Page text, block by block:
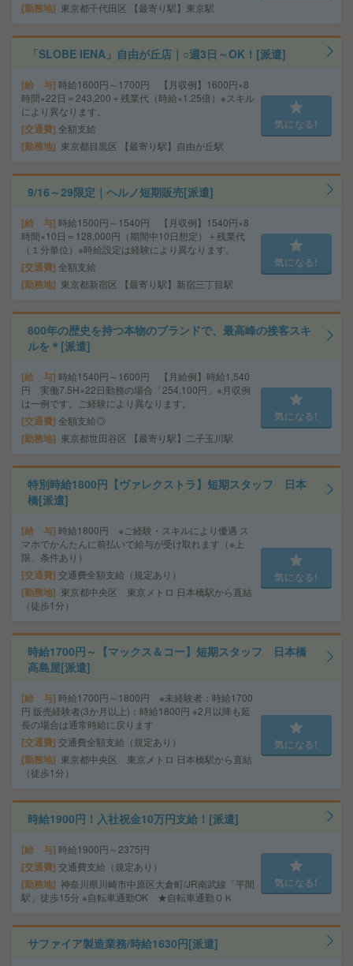
勤務地 東京都千代田区 【最寄り駅】東京駅
「SLOBE IENA」自由が丘店｜○週3日～OK！[派遣]
給 与 時給1600円～1700円 【月収例】1600円×8
時間×22日＝243,200＋残業代（時給×1.25倍）※スキル
により異なります。
交通費 全額支給
勤務地 東京都目黒区 【最寄り駅】自由が丘駅
気になる!
9/16～29限定｜ヘルノ短期販売[派遣]
給 与 時給1500円～1540円 【月収例】1540円×8
時間×10日＝128,000円（期間中10日想定）＋残業代
（１分単位）※時給設定は経験により異なります。
交通費 全額支給
勤務地 東京都新宿区 【最寄り駅】新宿三丁目駅
気になる!
800年の歴史を持つ本物のブランドで、最高峰の接客スキ
ルを＊[派遣]
給 与 時給1540円～1600円 【月給例】時給1,540
円 実働7.5H×22日勤務の場合「254,100円」※月収例
は一例です。ご経験により異なります。
交通費 全額支給◎
勤務地 東京都世田谷区 【最寄り駅】二子玉川駅
気になる!
特別時給1800円【ヴァレクストラ】短期スタッフ 日本
橋[派遣]
給 与 時給1800円 ※ご経験・スキルにより優遇 ス
マホでかんたんに前払いで給与が受け取れます（※上
限、条件あり）
交通費 交通費全額支給（規定あり）
勤務地
東京都中央区 東京メトロ 日本橋駅から直結
（徒歩1分）
気になる!
時給1700円～【マックス＆コー】短期スタッフ 日本橋
高島屋[派遣]
給 与 時給1700円～1800円 ※未経験者：時給1700
円 販売経験者(3か月以上)：時給1800円 ※2月以降も延
長の場合は通常時給に戻ります
交通費 交通費全額支給（規定あり）
勤務地
東京都中央区 東京メトロ 日本橋駅から直結
（徒歩1分）
気になる!
時給1900円！入社祝金10万円支給！[派遣]
給 与 時給1900円～2375円
交通費 交通費支給（規定あり）
勤務地 神奈川県川崎市中原区大倉町/JR南武線「平間
駅」徒歩15分 ※自転車通勤OK ★自転車通勤ＯＫ
気になる!
サファイア製造業務/時給1630円[派遣]